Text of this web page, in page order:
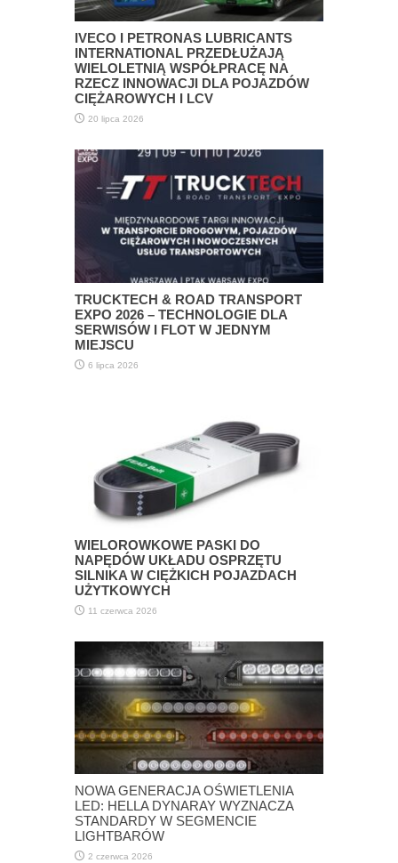
IVECO I PETRONAS LUBRICANTS
INTERNATIONAL PRZEDŁUŻAJĄ
WIELOLETNIĄ WSPÓŁPRACĘ NA
RZECZ INNOWACJI DLA POJAZDÓW
CIĘŻAROWYCH I LCV
20 lipca 2026
TRUCKTECH & ROAD TRANSPORT
EXPO 2026 – TECHNOLOGIE DLA
SERWISÓW I FLOT W JEDNYM
MIEJSCU
6 lipca 2026
WIELOROWKOWE PASKI DO
NAPĘDÓW UKŁADU OSPRZĘTU
SILNIKA W CIĘŻKICH POJAZDACH
UŻYTKOWYCH
11 czerwca 2026
NOWA GENERACJA OŚWIETLENIA
LED: HELLA DYNARAY WYZNACZA
STANDARDY W SEGMENCIE
LIGHTBARÓW
2 czerwca 2026